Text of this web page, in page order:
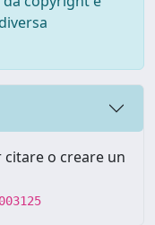
o creare un